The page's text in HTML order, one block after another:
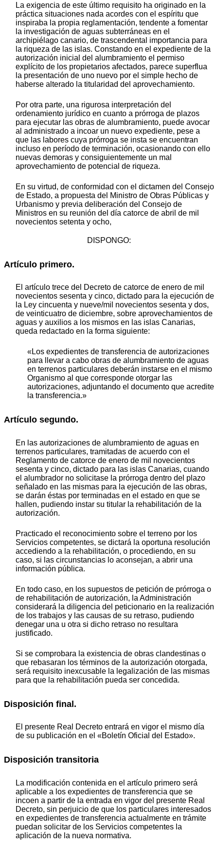
La exigencia de este último requisito ha originado en la
práctica situaciones nada acordes con el espíritu que
inspiraba la propia reglamentación, tendente a fomentar
la investigación de aguas subterráneas en el
archipiélago canario, de trascendental importancia para
la riqueza de las islas. Constando en el expediente de la
autorización inicial del alumbramiento el permiso
explícito de los propietarios afectados, parece superflua
la presentación de uno nuevo por el simple hecho de
haberse alterado la titularidad del aprovechamiento.
Por otra parte, una rigurosa interpretación del
ordenamiento jurídico en cuanto a prórroga de plazos
para ejecutar las obras de alumbramiento, puede avocar
al administrado a incoar un nuevo expediente, pese a
que las labores cuya prórroga se insta se encuentran
incluso en período de terminación, ocasionando con ello
nuevas demoras y consiguientemente un mal
aprovechamiento de potencial de riqueza.
En su virtud, de conformidad con el dictamen del Consejo
de Estado, a propuesta del Ministro de Obras Públicas y
Urbanismo y previa deliberación del Consejo de
Ministros en su reunión del día catorce de abril de mil
novecientos setenta y ocho,
DISPONGO:
Artículo primero.
El artículo trece del Decreto de catorce de enero de mil
novecientos sesenta y cinco, dictado para la ejecución de
la Ley cincuenta y nueve/mil novecientos sesenta y dos,
de veinticuatro de diciembre, sobre aprovechamientos de
aguas y auxilios a los mismos en las islas Canarias,
queda redactado en la forma siguiente:
«Los expedientes de transferencia de autorizaciones
para llevar a cabo obras de alumbramiento de aguas
en terrenos particulares deberán instarse en el mismo
Organismo al que corresponde otorgar las
autorizaciones, adjuntando el documento que acredite
la transferencia.»
Artículo segundo.
En las autorizaciones de alumbramiento de aguas en
terrenos particulares, tramitadas de acuerdo con el
Reglamento de catorce de enero de mil novecientos
sesenta y cinco, dictado para las islas Canarias, cuando
el alumbrador no solicitase la prórroga dentro del plazo
señalado en las mismas para la ejecución de las obras,
se darán éstas por terminadas en el estado en que se
hallen, pudiendo instar su titular la rehabilitación de la
autorización.
Practicado el reconocimiento sobre el terreno por los
Servicios competentes, se dictará la oportuna resolución
accediendo a la rehabilitación, o procediendo, en su
caso, si las circunstancias lo aconsejan, a abrir una
información pública.
En todo caso, en los supuestos de petición de prórroga o
de rehabilitación de autorización, la Administración
considerará la diligencia del peticionario en la realización
de los trabajos y las causas de su retraso, pudiendo
denegar una u otra si dicho retraso no resultara
justificado.
Si se comprobara la existencia de obras clandestinas o
que rebasaran los términos de la autorización otorgada,
será requisito inexcusable la legalización de las mismas
para que la rehabilitación pueda ser concedida.
Disposición final.
El presente Real Decreto entrará en vigor el mismo día
de su publicación en el «Boletín Oficial del Estado».
Disposición transitoria
La modificación contenida en el artículo primero será
aplicable a los expedientes de transferencia que se
incoen a partir de la entrada en vigor del presente Real
Decreto, sin perjuicio de que los particulares interesados
en expedientes de transferencia actualmente en trámite
puedan solicitar de los Servicios competentes la
aplicación de la nueva normativa.